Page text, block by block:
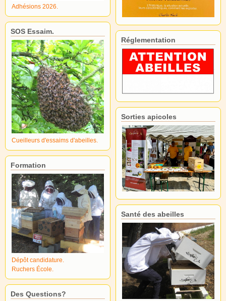
Adhésions 2026.
SOS Essaim.
Cueilleurs d'essaims d'abeilles.
Formation
Dépôt candidature.
Ruchers École.
Des Questions?
Réglementation
Sorties apicoles
Santé des abeilles